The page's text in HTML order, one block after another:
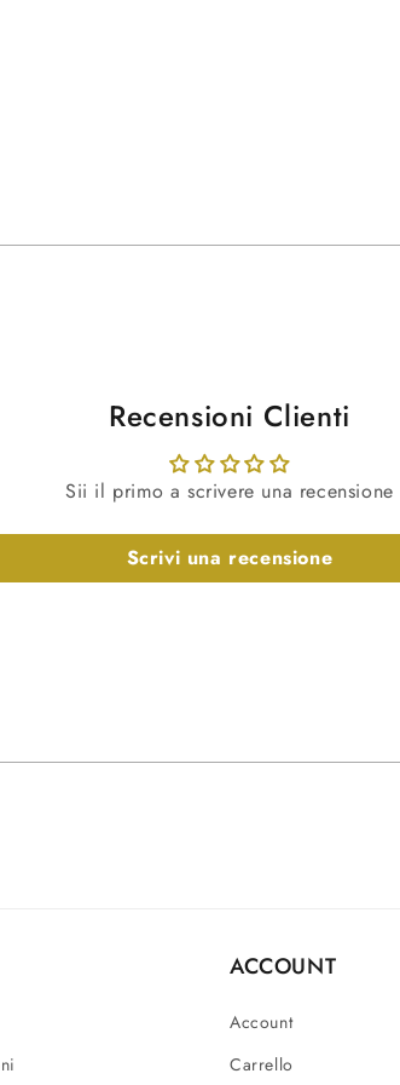
Recensioni Clienti
Sii il primo a scrivere una recensione
Scrivi una recensione
ACCOUNT
Account
Carrello